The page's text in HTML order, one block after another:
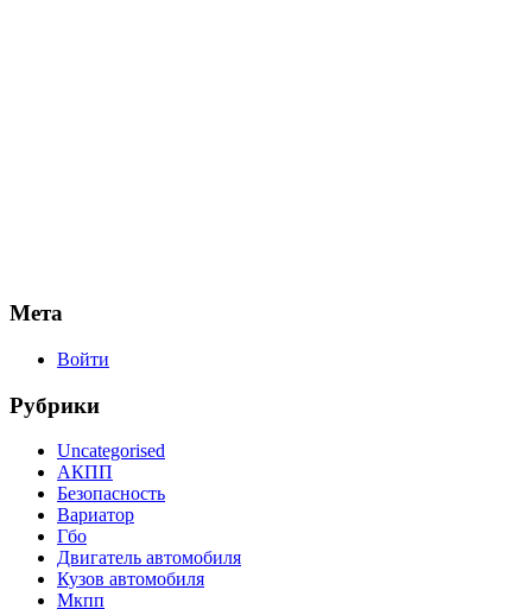
Мета
Войти
Рубрики
Uncategorised
АКПП
Безопасность
Вариатор
Гбо
Двигатель автомобиля
Кузов автомобиля
Мкпп